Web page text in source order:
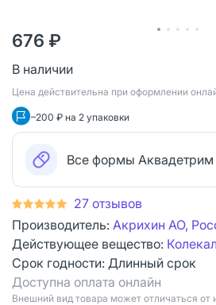
676 ₽
В наличии
Цена действительна при оформлении
–200 ₽ на 2 упаковки
Все формы
27 отзывов
Производитель: Акрихин АО,
Действующее вещество:
Срок годности: Длинный срок
Доступна оплата онлайн
Bнешний вид товара может отличаться от